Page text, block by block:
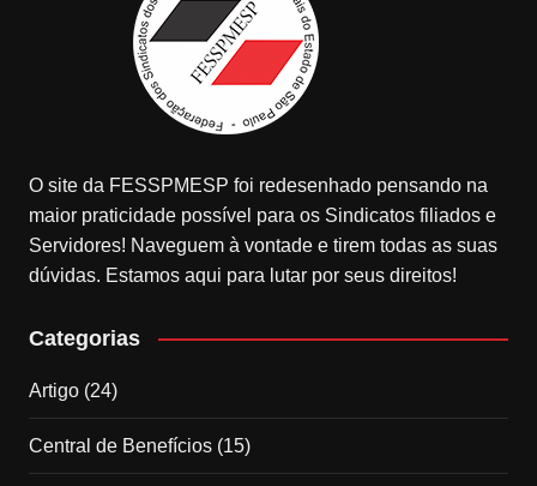
O site da FESSPMESP foi redesenhado pensando na
maior praticidade possível para os Sindicatos filiados e
Servidores! Naveguem à vontade e tirem todas as suas
dúvidas. Estamos aqui para lutar por seus direitos!
Categorias
Artigo(24)
Central de Benefícios(15)